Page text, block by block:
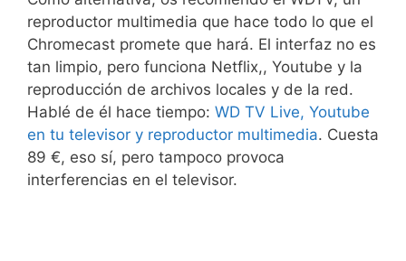
reproductor multimedia que hace todo lo que el
Chromecast promete que hará. El interfaz no es
tan limpio, pero funciona Netflix,, Youtube y la
reproducción de archivos locales y de la red.
Hablé de él hace tiempo: WD TV Live, Youtube
en tu televisor y reproductor multimedia. Cuesta
89 €, eso sí, pero tampoco provoca
interferencias en el televisor.